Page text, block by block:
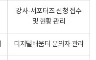
강사·서포터즈 신청 접수
및 현황 관리
디지털배움터 문의자 관리